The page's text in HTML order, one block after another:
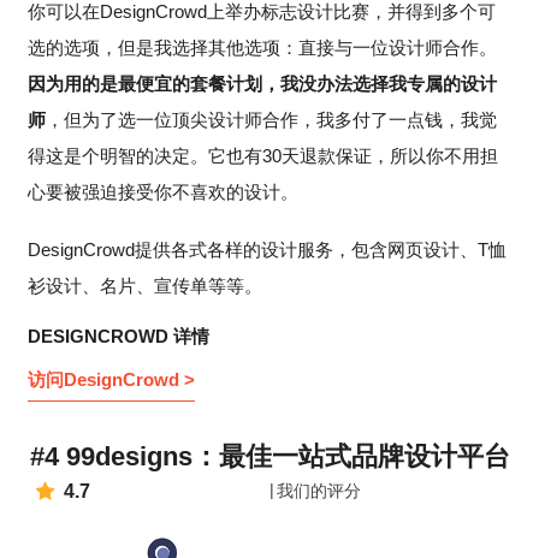
你可以在DesignCrowd上举办标志设计比赛，并得到多个可
选的选项，但是我选择其他选项：直接与一位设计师合作。
因为用的是最便宜的套餐计划，我没办法选择我专属的设计
师 ，但为了选一位顶尖设计师合作，我多付了一点钱，我觉
得这是个明智的决定。它也有30天退款保证，所以你不用担
心要被强迫接受你不喜欢的设计。
DesignCrowd提供各式各样的设计服务，包含网页设计、T恤
衫设计、名片、宣传单等等。
DESIGNCROWD 详情
访问DesignCrowd >
#4 99designs：最佳一站式品牌设计平台
4.7 我们的评分